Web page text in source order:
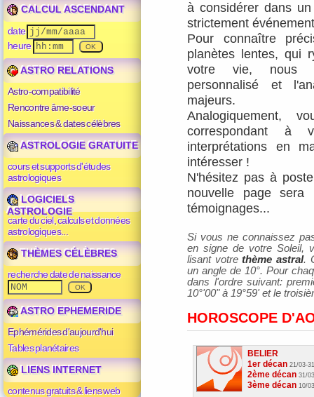
CALCUL ASCENDANT
date
heure
ASTRO RELATIONS
Astro-compatibilité
Rencontre âme-soeur
Naissances & dates célèbres
ASTROLOGIE GRATUITE
cours et supports d'études
astrologiques
LOGICIELS
ASTROLOGIE
carte du ciel, calculs et données
astrologiques...
THÈMES CÉLÈBRES
recherche date de naissance
ASTRO EPHEMERIDE
Ephémérides d'aujourd'hui
Tables planétaires
LIENS INTERNET
contenus gratuits & liens web
à considérer dans
strictement
Pour connaître
planètes lentes, qui
votre vie, nous
personnalisé et
majeurs.
Analogiquement,
correspondant à
interprétations en
intéresser !
N'hésitez pas à
nouvelle page sera
témoignages...
Si vous ne connaissez
en signe de votre Soleil,
lisant votrethème astral.
un angle de 10°. Pour
dans l'ordre suivant:
10°'00" à 19°59' et le
HOROSCOPE
BELIER
1er décan 21/03-
2ème décan 31/
3ème décan 10/